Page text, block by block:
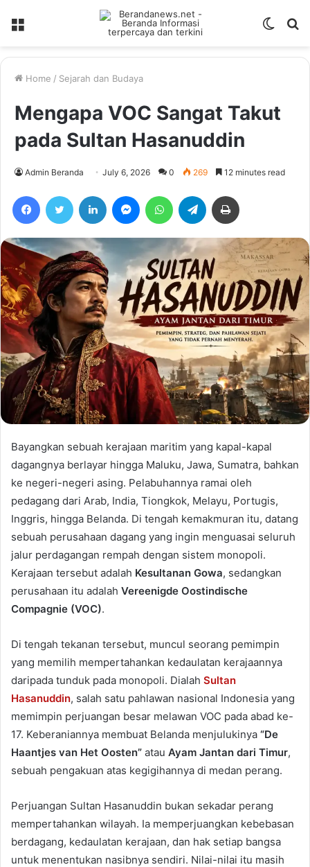
Menu
Switch
Home / Sejarah dan Budaya
Mengapa VOC Sangat Takut
pada Sultan Hasanuddin
Admin Beranda July 6, 2026 0 269 12 minutes read
FacebookTwitter LinkedIn MessengerWhatsAppTelegram
Bayangkan sebuah kerajaan maritim yang kapal-kapal
dagangnya berlayar hingga Maluku, Jawa, Sumatra, bahkan
ke negeri-negeri asing. Pelabuhannya ramai oleh
pedagang dari Arab, India, Tiongkok, Melayu, Portugis,
Inggris, hingga Belanda. Di tengah kemakmuran itu, datang
sebuah perusahaan dagang yang ingin menguasai seluruh
jalur perdagangan rempah dengan sistem monopoli.
Kerajaan tersebut adalah Kesultanan Gowa, sedangkan
perusahaan itu adalah Vereenigde Oostindische
Compagnie (VOC).
Di tengah tekanan tersebut, muncul seorang pemimpin
yang memilih mempertahankan kedaulatan kerajaannya
daripada tunduk pada monopoli. Dialah Sultan
Hasanuddin, salah satu pahlawan nasional Indonesia yang
memimpin perjuangan besar melawan VOC pada abad ke-
17. Keberaniannya membuat Belanda menjulukinya “De
Haantjes van Het Oosten” atau Ayam Jantan dari Timur,
sebuah pengakuan atas kegigihannya di medan perang.
Perjuangan Sultan Hasanuddin bukan sekadar perang
mempertahankan wilayah. Ia memperjuangkan kebebasan
berdagang, kedaulatan kerajaan, dan hak setiap bangsa
untuk menentukan nasibnya sendiri. Nilai-nilai itu masih